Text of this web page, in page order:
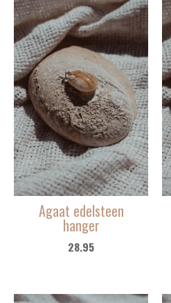
Agaat edelsteen
hanger
28.95